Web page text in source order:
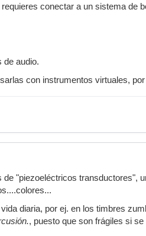
conectar a un sistema de
de audio.
con instrumentos virtuales,
"piezoeléctricos transductores",
diaria, por ej. en los timbres
, puesto que son frágiles si